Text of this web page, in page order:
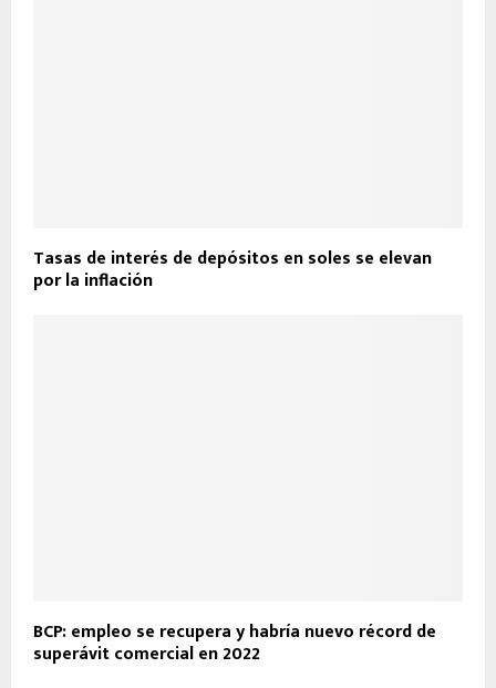
Tasas de interés de depósitos en soles se elevan
por la inflación
BCP: empleo se recupera y habría nuevo récord de
superávit comercial en 2022